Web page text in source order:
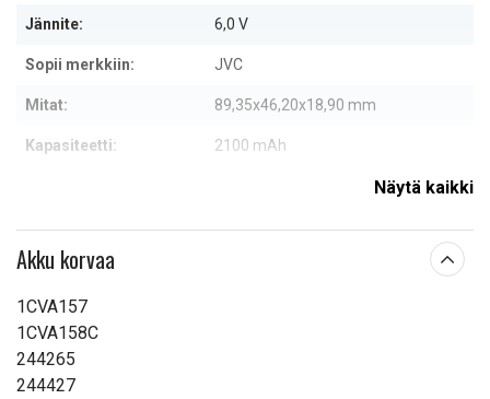
Jännite: 6,0 V
Sopii merkkiin: JVC
Mitat: 89,35x46,20x18,90 mm
Kapasiteetti: 2100 mAh
Näytä kaikki
Akku korvaa
1CVA157
1CVA158C
244265
244427